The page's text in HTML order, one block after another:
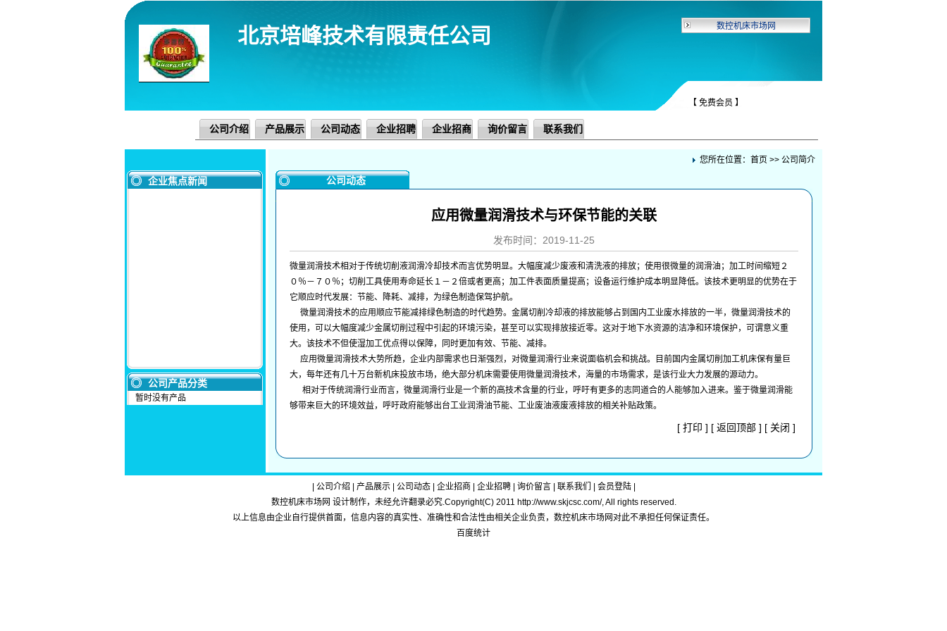
北京培峰技术有限责任公司 数控机床市场网
【 免费会员 】
公司介绍 产品展示 公司动态 企业招聘 企业招商 询价留言 联系我们
您所在位置： 首页 >> 公司简介
企业焦点新闻
公司产品分类
暂时没有产品
公司动态
应用微量润滑技术与环保节能的关联
发布时间：2019-11-25
微量润滑技术相对于传统切削液润滑冷却技术而言优势明显。大幅度减少废液和清洗液的排放；使用很微量的润滑油；加工时间缩短２
０％－７０％；切削工具使用寿命延长１－２倍或者更高；加工件表面质量提高；设备运行维护成本明显降低。该技术更明显的优势在于
它顺应时代发展：节能、降耗、减排，为绿色制造保驾护航。
微量润滑技术的应用顺应节能减排绿色制造的时代趋势。金属切削冷却液的排放能够占到国内工业废水排放的一半，微量润滑技术的
使用，可以大幅度减少金属切削过程中引起的环境污染，甚至可以实现排放接近零。这对于地下水资源的洁净和环境保护，可谓意义重
大。该技术不但使湿加工优点得以保障，同时更加有效、节能、减排。
应用微量润滑技术大势所趋，企业内部需求也日渐强烈，对微量润滑行业来说面临机会和挑战。目前国内金属切削加工机床保有量巨
大，每年还有几十万台新机床投放市场，绝大部分机床需要使用微量润滑技术，海量的市场需求，是该行业大力发展的源动力。
相对于传统润滑行业而言，微量润滑行业是一个新的高技术含量的行业，呼吁有更多的志同道合的人能够加入进来。鉴于微量润滑能
够带来巨大的环境效益，呼吁政府能够出台工业润滑油节能、工业废油液废液排放的相关补贴政策。
[ 打印 ] [ 返回顶部 ] [ 关闭 ]
公司介绍 产品展示| 公司动态| 企业招商 企业招聘| 询价留言| 联系我们 会员登陆|
数控机床市场网 设计制作，未经允许翻录必究.Copyright(C) 2011 http://www.skjcsc.com/, All rights reserved.
以上信息由企业自行提供首面，信息内容的真实性、准确性和合法性由相关企业负责，数控机床市场网对此不承担任何保证责任。
百度统计